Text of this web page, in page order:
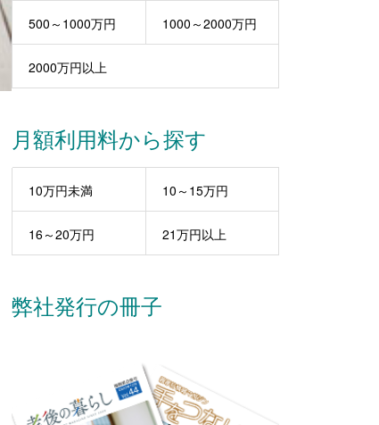
500～1000万円 1000～2000万円
2000万円以上
月額利用料から探す
10万円未満 10～15万円
16～20万円 21万円以上
弊社発行の冊子